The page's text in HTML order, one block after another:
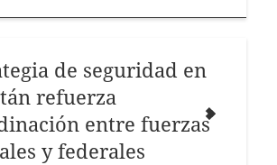
de seguridad en
refuerza
entre fuerzas
y federales